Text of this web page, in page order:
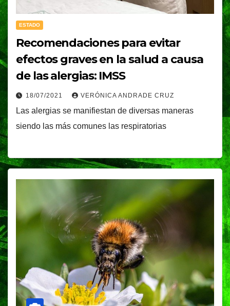
ESTADO
Recomendaciones para evitar
efectos graves en la salud a causa
de las alergias: IMSS
18/07/2021 VERÓNICA ANDRADE CRUZ
Las alergias se manifiestan de diversas maneras
siendo las más comunes las respiratorias